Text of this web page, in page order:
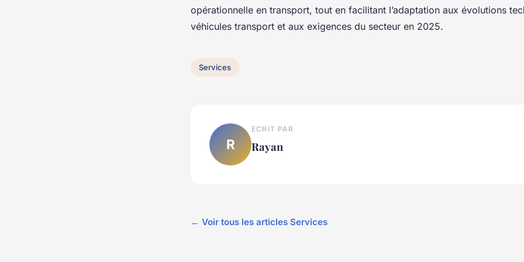
opérationnelle en transport, tout en facilitant l’adaptation aux évolutions
véhicules transport et aux exigences du secteur en 2025.
Services
R
ECRIT PAR
Rayan
← Voir tous les articles Services